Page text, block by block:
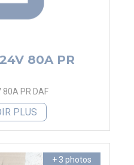
80A PR
80A PR DAF
PLUS
+ 3 photos